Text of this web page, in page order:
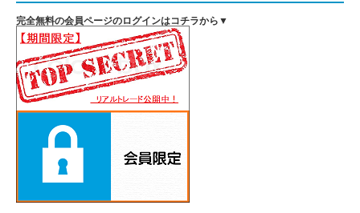
完全無料の会員ページのログインはコチラから▼